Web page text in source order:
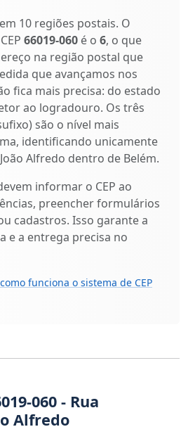
10 regiões postais. O
66019-060 é o 6, o que
na região postal que
que avançamos nos
fica mais precisa: do estado
ao logradouro. Os três
são o nível mais
identificando unicamente
Alfredo dentro de Belém.
informar o CEP ao
preencher formulários
cadastros. Isso garante a
e a entrega precisa no
funciona o sistema de CEP
060 - Rua
Alfredo